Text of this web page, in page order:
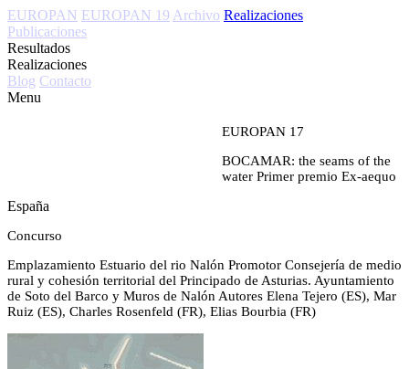
EUROPAN EUROPAN 19 Archivo Realizaciones
Publicaciones
Resultados
Realizaciones
Blog Contacto
Menu
EUROPAN 17
BOCAMAR: the seams of the
water Primer premio Ex-aequo
España
Concurso
Emplazamiento Estuario del rio Nalón Promotor Consejería de medio
rural y cohesión territorial del Principado de Asturias. Ayuntamiento
de Soto del Barco y Muros de Nalón Autores Elena Tejero (ES), Mar
Ruiz (ES), Charles Rosenfeld (FR), Elias Bourbia (FR)